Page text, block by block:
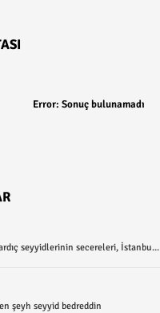
Error: Sonuç bulunamadı
seyyidlerinin secereleri, İstanbu...
şeyh seyyid bedreddin